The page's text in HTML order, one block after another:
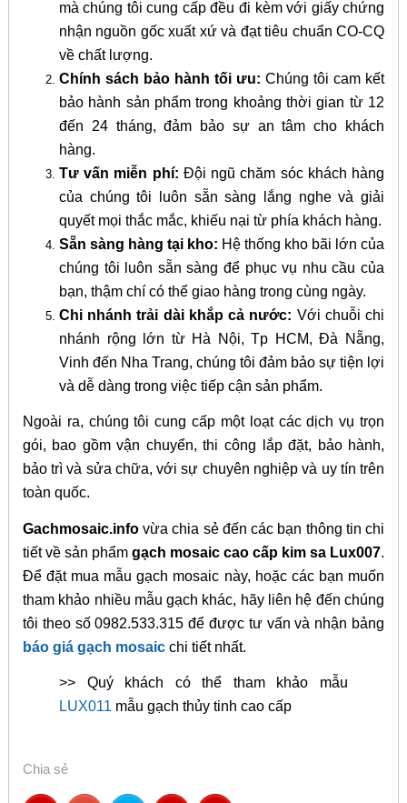
mà chúng tôi cung cấp đều đi kèm với giấy chứng
nhận nguồn gốc xuất xứ và đạt tiêu chuẩn CO-CQ
về chất lượng.
Chính sách bảo hành tối ưu: Chúng tôi cam kết
bảo hành sản phẩm trong khoảng thời gian từ 12
đến 24 tháng, đảm bảo sự an tâm cho khách
hàng.
Tư vấn miễn phí: Đội ngũ chăm sóc khách hàng
của chúng tôi luôn sẵn sàng lắng nghe và giải
quyết mọi thắc mắc, khiếu nại từ phía khách hàng.
Sẵn sàng hàng tại kho: Hệ thống kho bãi lớn của
chúng tôi luôn sẵn sàng để phục vụ nhu cầu của
bạn, thậm chí có thể giao hàng trong cùng ngày.
Chi nhánh trải dài khắp cả nước: Với chuỗi chi
nhánh rộng lớn từ Hà Nội, Tp HCM, Đà Nẵng,
Vinh đến Nha Trang, chúng tôi đảm bảo sự tiện lợi
và dễ dàng trong việc tiếp cận sản phẩm.
Ngoài ra, chúng tôi cung cấp một loạt các dịch vụ trọn
gói, bao gồm vận chuyển, thi công lắp đặt, bảo hành,
bảo trì và sửa chữa, với sự chuyên nghiệp và uy tín trên
toàn quốc.
Gachmosaic.infovừa chia sẻ đến các bạn thông tin chi
tiết về sản phẩm gạch mosaic cao cấp kim sa Lux007.
Để đặt mua mẫu gạch mosaic này, hoặc các bạn muốn
tham khảo nhiều mẫu gạch khác, hãy liên hệ đến chúng
tôi theo số 0982.533.315 để được tư vấn và nhận bảng
báo giá gạch mosaicchi tiết nhất.
>> Quý khách có thể tham khảo mẫu
LUX011 mẫu gạch thủy tinh cao cấp
Chia sẻ